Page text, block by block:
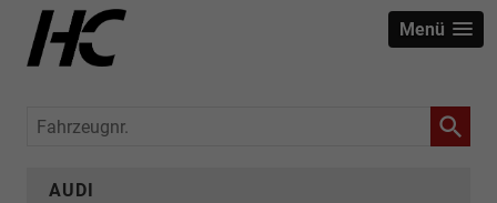
Menü
Fahrzeugnr.
AUDI